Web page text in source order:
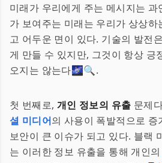
미래가 우리에게 주는 메시지는 과
가 보여주는 미래는 우리가 상상
고 어두운 면이 있다. 기술의 발전
게 만들 수 있지만, 그것이 항상 긍
오지는 않는다🌌🔍.
첫 번째로, 개인 정보의 유출 문제
셜 미디어의 사용이 폭발적으로 증
보안이 큰 이슈가 되고 있다. 블랙
는 이러한 정보 유출을 통해 개인